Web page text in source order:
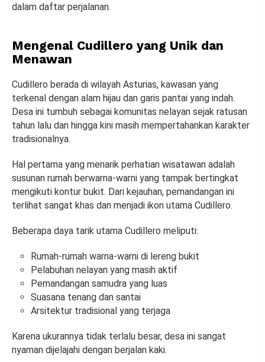
dalam daftar perjalanan.
Mengenal Cudillero yang Unik dan
Menawan
Cudillero berada di wilayah Asturias, kawasan yang
terkenal dengan alam hijau dan garis pantai yang indah.
Desa ini tumbuh sebagai komunitas nelayan sejak ratusan
tahun lalu dan hingga kini masih mempertahankan karakter
tradisionalnya.
Hal pertama yang menarik perhatian wisatawan adalah
susunan rumah berwarna-warni yang tampak bertingkat
mengikuti kontur bukit. Dari kejauhan, pemandangan ini
terlihat sangat khas dan menjadi ikon utama Cudillero.
Beberapa daya tarik utama Cudillero meliputi:
Rumah-rumah warna-warni di lereng bukit
Pelabuhan nelayan yang masih aktif
Pemandangan samudra yang luas
Suasana tenang dan santai
Arsitektur tradisional yang terjaga
Karena ukurannya tidak terlalu besar, desa ini sangat
nyaman dijelajahi dengan berjalan kaki.